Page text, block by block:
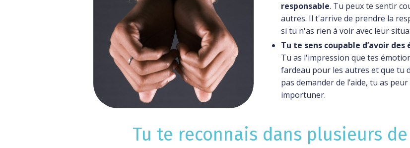
responsable. Tu peux te sentir
autres. Il t'arrive de prendre la
si tu n'as rien à voir avec leur
Tu te sens coupable d’avoir
Tu as l'impression que tes
fardeau pour les autres et que tu
pas demander de l’aide, tu as
importuner.
Tu te reconnais dans plusieurs